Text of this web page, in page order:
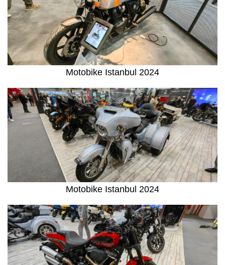
Motobike Istanbul 2024
Motobike Istanbul 2024